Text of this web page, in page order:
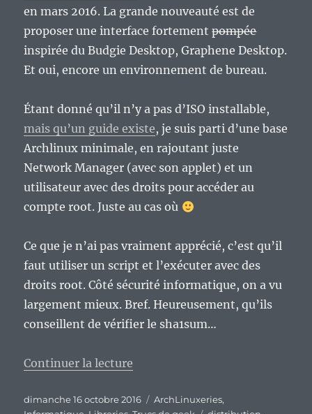
en mars 2016. La grande nouveauté est de
proposer une interface fortementpompée
inspirée du Budgie Desktop, Graphene Desktop.
Et oui, encore un environnement de bureau.
Étant donné qu’il n’y a pas d’ISO installable,
mais qu’un guide existe, je suis parti d’une base
Archlinux minimale, en rajoutant juste
Network Manager (avec son applet) et un
utilisateur avec des droits pour accéder au
compte root. Juste au cas où
Ce que je n’ai pas vraiment apprécié, c’est qu’il
faut utiliser un script et l’exécuter avec des
droits root. Côté sécurité informatique, on a vu
largement mieux. Bref. Heureusement, qu’ils
conseillent de vérifier le sha1sum…
Continuer la lecture
Publié
dimanche 16 octobre 2016 Catégories
ArchLinuxeries,